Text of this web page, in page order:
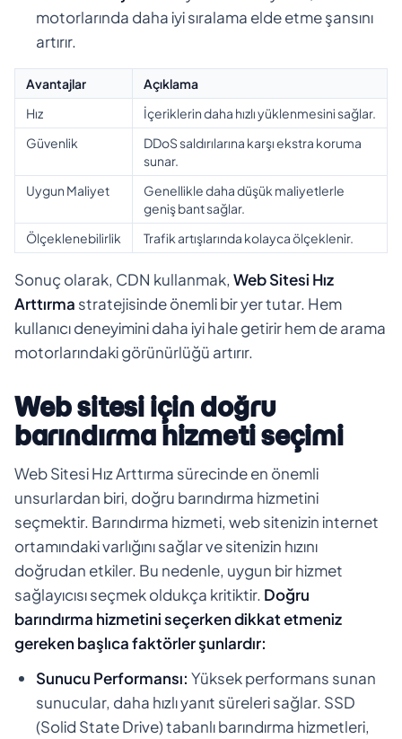
motorlarında daha iyi sıralama elde etme şansını
artırır.
Avantajlar
Açıklama
Hız
İçeriklerin daha hızlı yüklenmesini sağlar.
Güvenlik
DDoS saldırılarına karşı ekstra koruma
sunar.
Uygun Maliyet
Genellikle daha düşük maliyetlerle
geniş bant sağlar.
Ölçeklenebilirlik
Trafik artışlarında kolayca ölçeklenir.
Sonuç olarak, CDN kullanmak, Web Sitesi Hız
Arttırma stratejisinde önemli bir yer tutar. Hem
kullanıcı deneyimini daha iyi hale getirir hem de arama
motorlarındaki görünürlüğü artırır.
Web sitesi için doğru
barındırma hizmeti seçimi
Web Sitesi Hız Arttırma sürecinde en önemli
unsurlardan biri, doğru barındırma hizmetini
seçmektir. Barındırma hizmeti, web sitenizin internet
ortamındaki varlığını sağlar ve sitenizin hızını
doğrudan etkiler. Bu nedenle, uygun bir hizmet
sağlayıcısı seçmek oldukça kritiktir. Doğru
barındırma hizmetini seçerken dikkat etmeniz
gereken başlıca faktörler şunlardır:
Sunucu Performansı: Yüksek performans sunan
sunucular, daha hızlı yanıt süreleri sağlar. SSD
(Solid State Drive) tabanlı barındırma hizmetleri,